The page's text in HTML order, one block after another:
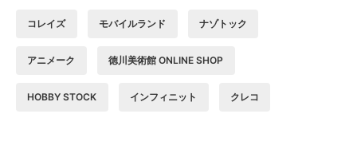
コレイズ モバイルランド ナゾトック
アニメーク 徳川美術館 ONLINE SHOP
HOBBY STOCK インフィニット クレコ